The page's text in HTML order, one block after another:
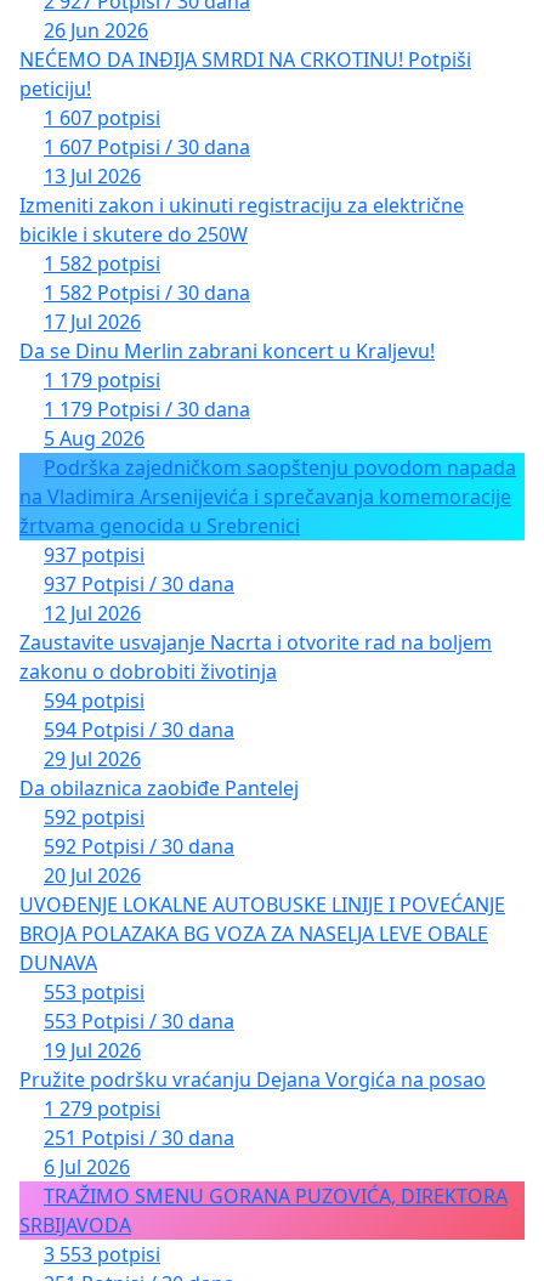
26 Jun 2026
NEĆEMO DA INĐIJA SMRDI NA CRKOTINU! Potpiši
peticiju!
1 607 potpisi
1 607 Potpisi / 30 dana
13 Jul 2026
Izmeniti zakon i ukinuti registraciju za električne
bicikle i skutere do 250W
1 582 potpisi
1 582 Potpisi / 30 dana
17 Jul 2026
Da se Dinu Merlin zabrani koncert u Kraljevu!
1 179 potpisi
1 179 Potpisi / 30 dana
5 Aug 2026
Podrška zajedničkom saopštenju povodom napada
na Vladimira Arsenijevića i sprečavanja komemoracije
žrtvama genocida u Srebrenici
937 potpisi
937 Potpisi / 30 dana
12 Jul 2026
Zaustavite usvajanje Nacrta i otvorite rad na boljem
zakonu o dobrobiti životinja
594 potpisi
594 Potpisi / 30 dana
29 Jul 2026
Da obilaznica zaobiđe Pantelej
592 potpisi
592 Potpisi / 30 dana
20 Jul 2026
UVOĐENJE LOKALNE AUTOBUSKE LINIJE I POVEĆANJE
BROJA POLAZAKA BG VOZA ZA NASELJA LEVE OBALE
DUNAVA
553 potpisi
553 Potpisi / 30 dana
19 Jul 2026
Pružite podršku vraćanju Dejana Vorgića na posao
1 279 potpisi
251 Potpisi / 30 dana
6 Jul 2026
TRAŽIMO SMENU GORANA PUZOVIĆA, DIREKTORA
SRBIJAVODA
3 553 potpisi